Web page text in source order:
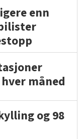
enn
måned
og 98